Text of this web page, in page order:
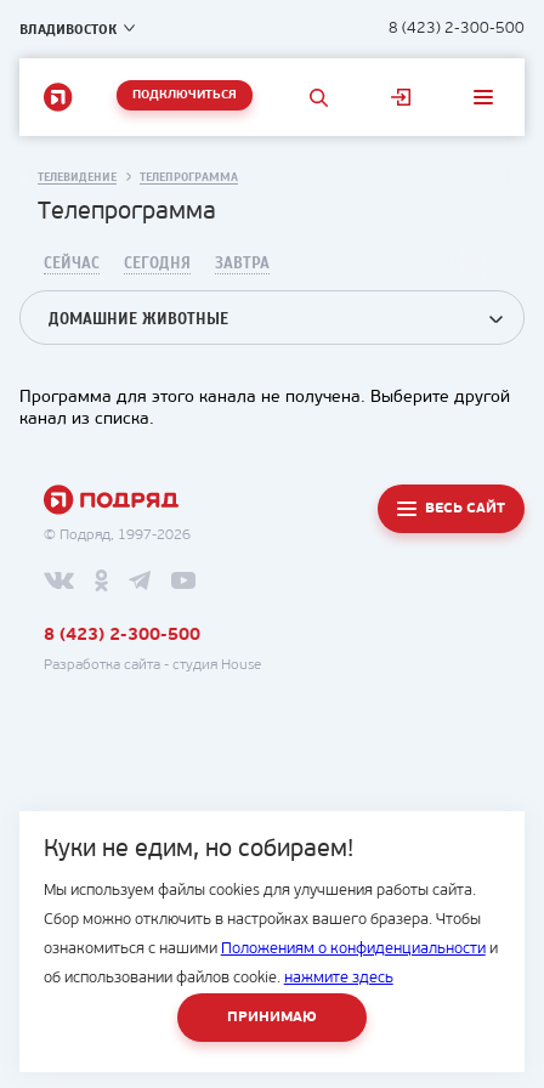
ВЛАДИВОСТОК 8 (423) 2-300-500
ПОДКЛЮЧИТЬСЯ
Куки не едим, но собираем!
Мы используем файлы cookies для улучшения работы сайта.
Сбор можно отключить в настройках вашего бразера. Чтобы
ознакомиться с нашими Положениям о конфиденциальностии
об использовании файлов cookie. нажмите здесь
ПРИНИМАЮ
ТЕЛЕВИДЕНИЕ ТЕЛЕПРОГРАММА
Телепрограмма
СЕЙЧАС СЕГОДНЯ ЗАВТРА
ДОМАШНИЕ ЖИВОТНЫЕ
Программа для этого канала не получена. Выберите другой
канал из списка.
© Подряд, 1997-2026
ВЕСЬ САЙТ
8 (423) 2-300-500
Разработка сайта - студия House